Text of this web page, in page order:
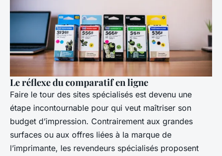
Le réflexe du comparatif en ligne
Faire le tour des sites spécialisés est devenu une
étape incontournable pour qui veut maîtriser son
budget d’impression. Contrairement aux grandes
surfaces ou aux offres liées à la marque de
l’imprimante, les revendeurs spécialisés proposent